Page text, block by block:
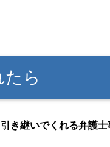
ら
引き継いでくれる弁護